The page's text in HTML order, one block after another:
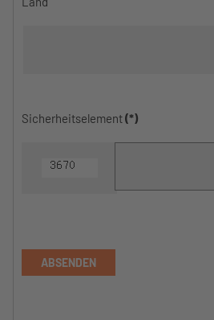
Sicherheitselement(*)
ABSENDEN